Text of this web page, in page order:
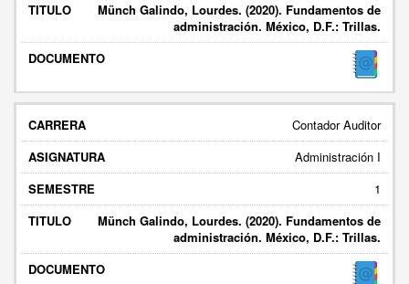
Münch Galindo, Lourdes. (2020). Fundamentos de
administración. México, D.F.: Trillas.
Contador Auditor
Administración I
1
Münch Galindo, Lourdes. (2020). Fundamentos de
administración. México, D.F.: Trillas.